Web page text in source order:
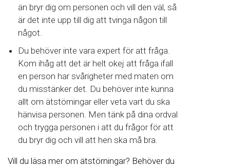
än bryr dig om personen och vill den väl, så
är det inte upp till dig att tvinga någon till
något.
Du behöver inte vara expert för att fråga.
Kom ihåg att det är helt okej att fråga ifall
en person har svårigheter med maten om
du misstänker det. Du behöver inte kunna
allt om ätstörningar eller veta vart du ska
hänvisa personen. Men tänk på dina ordval
och trygga personen i att du frågor för att
du bryr dig och vill att hen ska må bra.
Vill du läsa mer om ätstörningar? Behöver du